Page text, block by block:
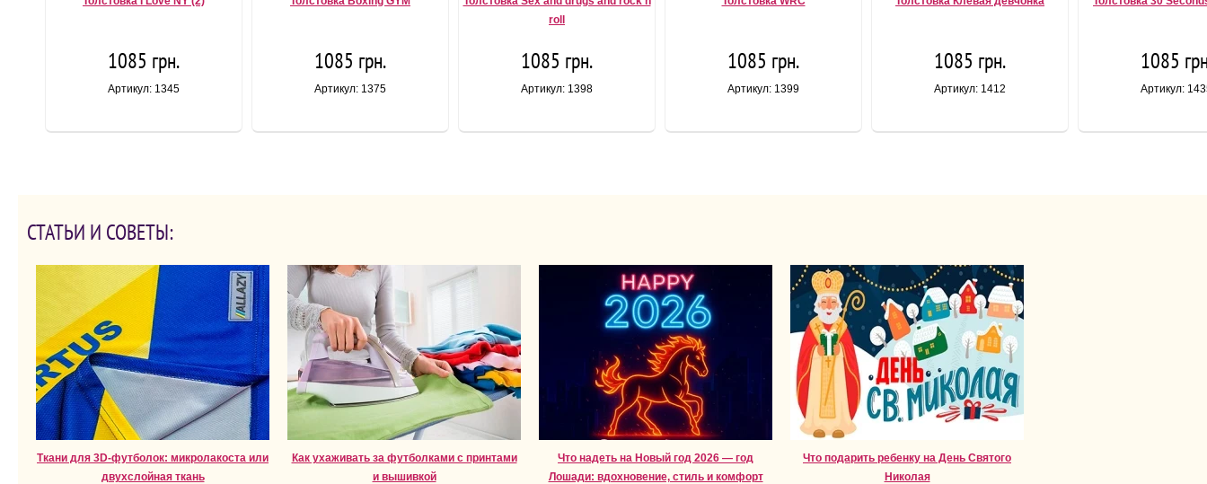
1085 грн.
Артикул: 1345
1085 грн.
Артикул: 1375
roll
1085 грн.
Артикул: 1398
1085 грн.
Артикул: 1399
1085 грн.
Артикул: 1412
1085
Артикул:
СТАТЬИ И СОВЕТЫ:
Ткани для 3D-футболок: микролакоста или
двухслойная ткань
Как ухаживать за футболками с принтами
и вышивкой
Что надеть на Новый год 2026 — год
Лошади: вдохновение, стиль и комфорт
Что подарить ребенку на День Святого
Николая